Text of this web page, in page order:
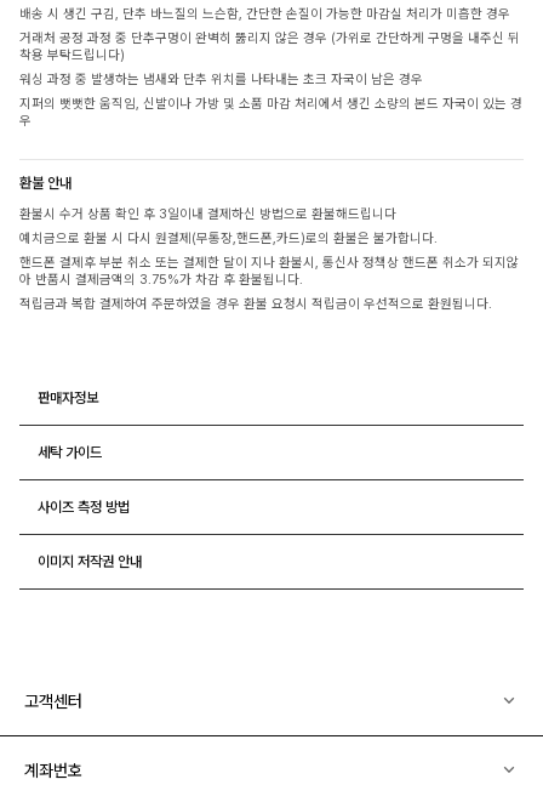
배송 시 생긴 구김, 단추 바느질의 느슨함, 간단한 손질이 가능한 마감실 처리가 미흡한 경우
거래처 공정 과정 중 단추구멍이 완벽히 뚫리지 않은 경우 (가위로 간단하게 구멍을 내주신 뒤
착용 부탁드립니다)
워싱 과정 중 발생하는 냄새와 단추 위치를 나타내는 초크 자국이 남은 경우
지퍼의 뻣뻣한 움직임, 신발이나 가방 및 소품 마감 처리에서 생긴 소량의 본드 자국이 있는 경
우
환불 안내
환불시 수거 상품 확인 후 3일이내 결제하신 방법으로 환불해드립니다
예치금으로 환불 시 다시 원결제(무통장,핸드폰,카드)로의 환불은 불가합니다.
핸드폰 결제후 부분 취소 또는 결제한 달이 지나 환불시, 통신사 정책상 핸드폰 취소가 되지않
아 반품시 결제금액의 3.75%가 차감 후 환불됩니다.
적립금과 복합 결제하여 주문하였을 경우 환불 요청시 적립금이 우선적으로 환원됩니다.
판매자정보
세탁 가이드
사이즈 측정 방법
이미지 저작권 안내
고객센터
계좌번호